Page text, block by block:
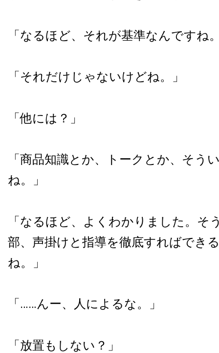
「なるほど、それが基準なんですね
「それだけじゃないけどね。」
「他には？」
「商品知識とか、トークとか、そう
ね。」
「なるほど、よくわかりました。そ
部、声掛けと指導を徹底すればでき
ね。」
「……んー、人によるな。」
「放置もしない？」